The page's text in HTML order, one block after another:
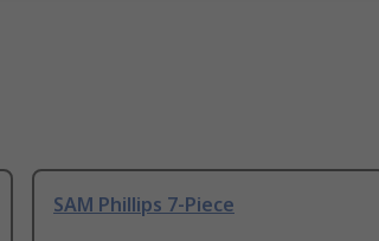
SAM Phillips 7-Piece